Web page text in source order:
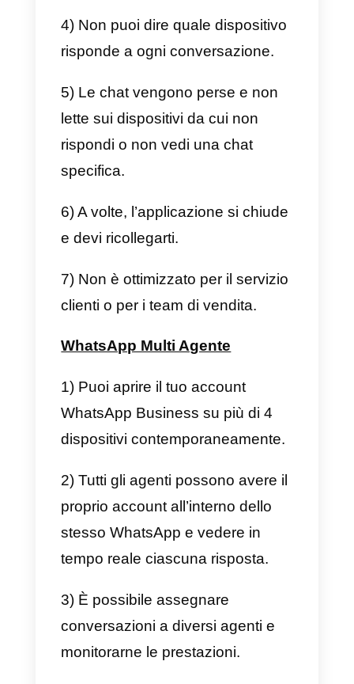
WhatsApp web su 4
Agente?
Ogni versione di questi due tipi di
svantaggi. Successivamente te li
modo che tu possa decidere
quale di essi è la migliore scelta
per la tua attività.
WhatsApp web su 4 schermi
1) Puoi aprire il tuo account
WhatsApp su un massimo di 4
schermate Web aggiuntive
compreso sul tuo smartphone.
2) Ogni dispositivo è
indipendente, cioè le
conversazioni non vengono